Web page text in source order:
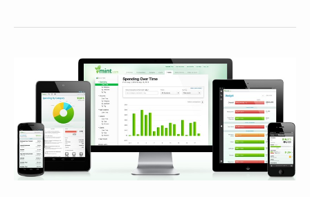
Visuel
opmærksomhed